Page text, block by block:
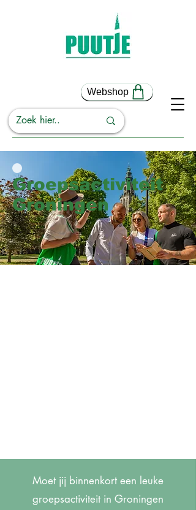
Webshop
Groepsactiviteit
Groningen
Moet jij binnenkort een leuke
groepsactiviteit in Groningen